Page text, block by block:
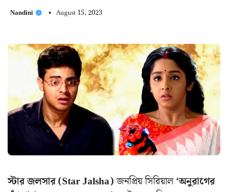
Nandini August 15, 2023
স্টার জলসার (Star Jalsha)জনপ্রিয় সিরিয়াল‘অনুরাগের